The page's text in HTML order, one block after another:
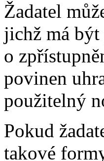
Žadatel
jichž má
o
povinen
použitelný
Pokud
takové